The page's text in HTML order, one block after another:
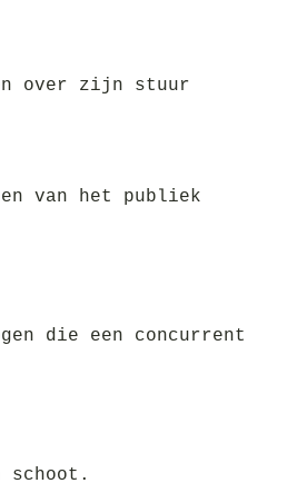
over zijn stuur
van het publiek
die een concurrent